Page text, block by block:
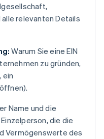
relevanten Details
Warum Sie eine EIN
zu gründen,
ein
Name und die
die die
Vermögenswerte des